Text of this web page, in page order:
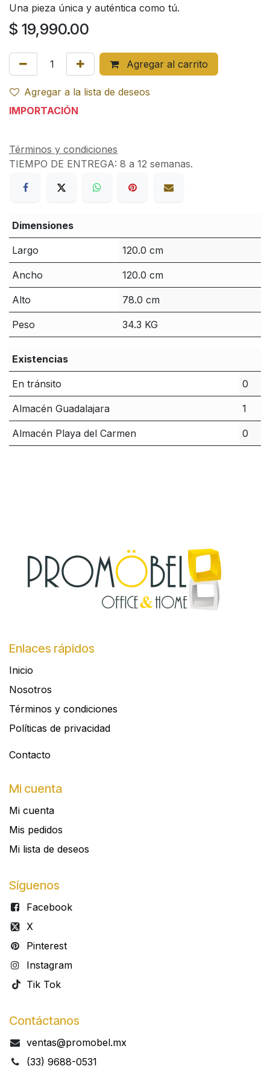
Una pieza única y auténtica como tú.
$ 19,990.00
Agregar al carrito
Agregar a la lista de deseos
IMPORTACIÓN
Términos y condiciones
TIEMPO DE ENTREGA: 8 a 12 semanas.
Dimensiones
Largo 120.0 cm
Ancho 120.0 cm
Alto 78.0 cm
Peso 34.3 KG
Existencias
En tránsito 0
Almacén Guadalajara 1
Almacén Playa del Carmen 0
Enlaces rápidos
Inicio
Nosotros
Términos y condiciones
Políticas de privacidad
Contacto​
Mi cuenta
Mi cuenta
Mis pedidos
Mi lista de deseos
Síguenos
Facebook
X
Pinterest
Instagram
Tik Tok
Contáctanos
ventas@promobel.mx
(33) 9688-0531​​